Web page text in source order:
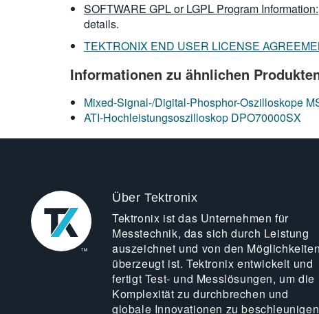
SOFTWARE GPL or LGPL Program Information:
details.
TEKTRONIX END USER LICENSE
Informationen zu ähnlichen
Mixed-Signal-/Digital-Phosphor-Oszilloskope
ATI-Hochleistungsoszilloskop DPO70000SX
Über Tektronix
Tektronix ist das Unternehmen für
Messtechnik, das sich durch Leistung
auszeichnet und von den Möglichkeiten
überzeugt ist. Tektronix entwickelt und
fertigt Test- und Messlösungen, um die
Komplexität zu durchbrechen und
globale Innovationen zu